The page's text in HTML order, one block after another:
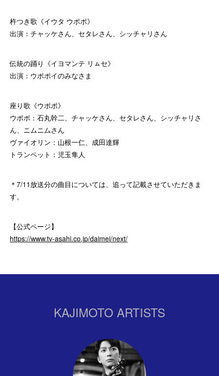
杵つき歌《イウタ ウポポ》
出演：チャッケさん、セタレさん、シッチャリさん
伝統の踊り《イヨマンテ リㇺセ》
出演：ウポポイのみなさま
座り歌《ウポポ》
ウポポ：石丸幹二、チャッケさん、セタレさん、シッチャリさ
ん、ニムニムさん
ヴァイオリン：山根一仁、成田達輝
トランペット：児玉隼人
＊7/11放送分の曲目については、追って記載させていただきま
す。
【公式ページ】
https://www.tv-asahi.co.jp/daimei/next/
KAJIMOTO ARTISTS